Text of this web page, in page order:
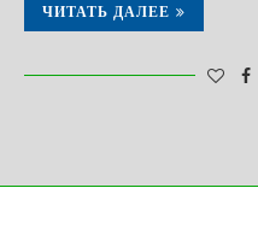
ЧИТАТЬ ДАЛЕЕ